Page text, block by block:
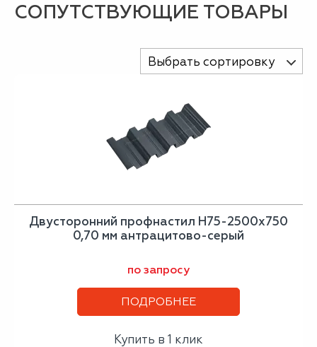
СОПУТСТВУЮЩИЕ ТОВАРЫ
Выбрать сортировку
Двусторонний профнастил Н75-2500х750
0,70 мм антрацитово-серый
по запросу
ПОДРОБНЕЕ
Купить в 1 клик